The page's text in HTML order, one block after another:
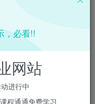
：
，必看!!
网站
进行中
程通通免费学习